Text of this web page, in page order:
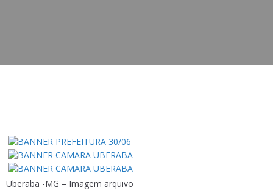
Uberaba -MG – Imagem arquivo